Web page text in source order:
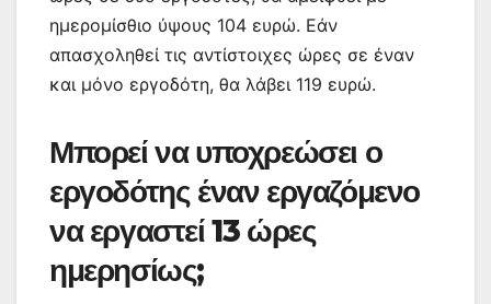
ημερομίσθιο ύψους 104 ευρώ. Εάν
απασχοληθεί τις αντίστοιχες ώρες σε έναν
και μόνο εργοδότη, θα λάβει 119 ευρώ.
Μπορεί να υποχρεώσει ο
εργοδότης έναν εργαζόμενο
να εργαστεί 13 ώρες
ημερησίως;